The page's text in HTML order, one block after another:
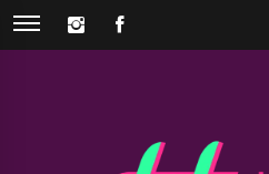
Skip
INSTAGRAM